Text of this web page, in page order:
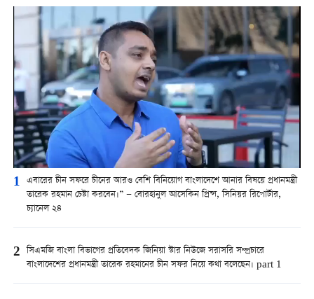
1 এবারের চীন সফরে চীনের আরও বেশি বিনিয়োগ বাংলাদেশে আনার বিষয়ে প্রধানমন্ত্রী
তারেক রহমান চেষ্টা করবেন।” — বোরহানুল আসেকিন প্রিন্স, সিনিয়র রিপোর্টার,
চ্যানেল ২৪
2 সিএমজি বাংলা বিভাগের প্রতিবেদক জিনিয়া স্টার নিউজে সরাসরি সম্প্রচারে
বাংলাদেশের প্রধানমন্ত্রী তারেক রহমানের চীন সফর নিয়ে কথা বলেছেন। part 1